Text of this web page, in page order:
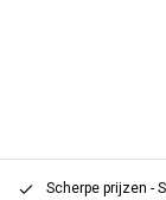
Scherpe prijzen -